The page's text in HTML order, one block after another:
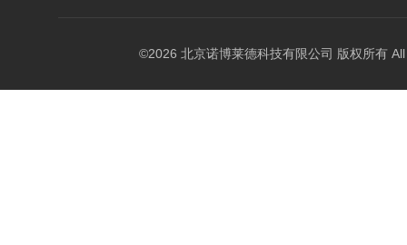
©2026 北京诺博莱德科技有限公司 版权所有